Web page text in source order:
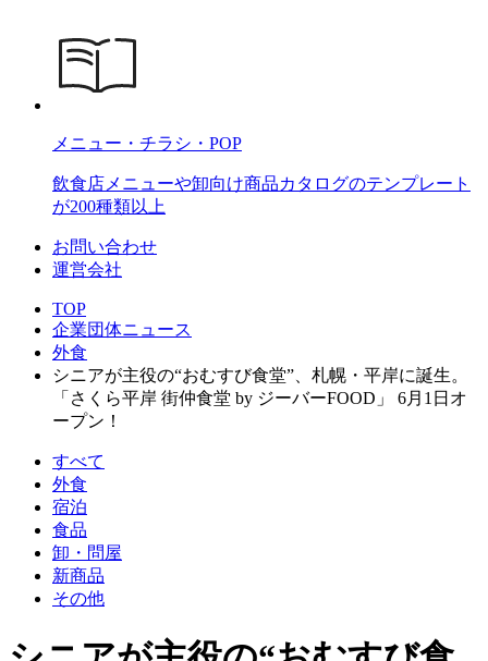
メニュー・チラシ・POP
飲食店メニューや卸向け商品カタログのテンプレート
が200種類以上
お問い合わせ
運営会社
TOP
企業団体ニュース
外食
シニアが主役の“おむすび食堂”、札幌・平岸に誕生。
「さくら平岸 街仲食堂 by ジーバーFOOD」 6月1日オ
ープン！
すべて
外食
宿泊
食品
卸・問屋
新商品
その他